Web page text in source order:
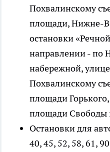
Похвалинскому
площади, Нижне-
остановки
направлении - по
набережной,
Похвалинскому
площади
площади Свободы
Остановки для
40, 45, 52, 58, 61,